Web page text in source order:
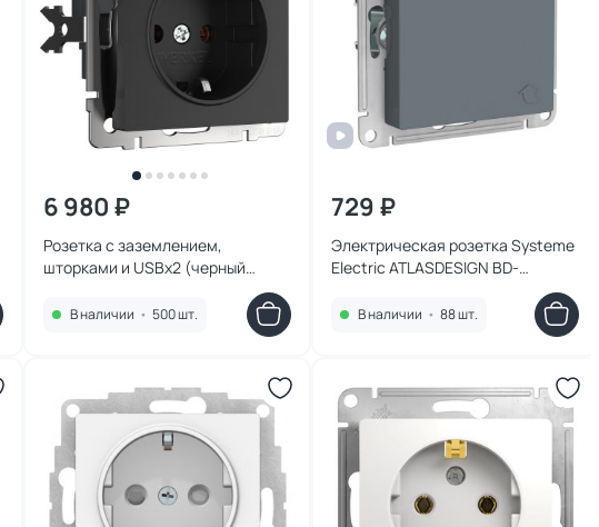
6 980 ₽
Розетка с заземлением,
шторками и USBх2 (черный
В наличии • 500 шт.
729 ₽
Электрическая розетка Systeme
Electric ATLASDESIGN BD-
В наличии • 88 шт.